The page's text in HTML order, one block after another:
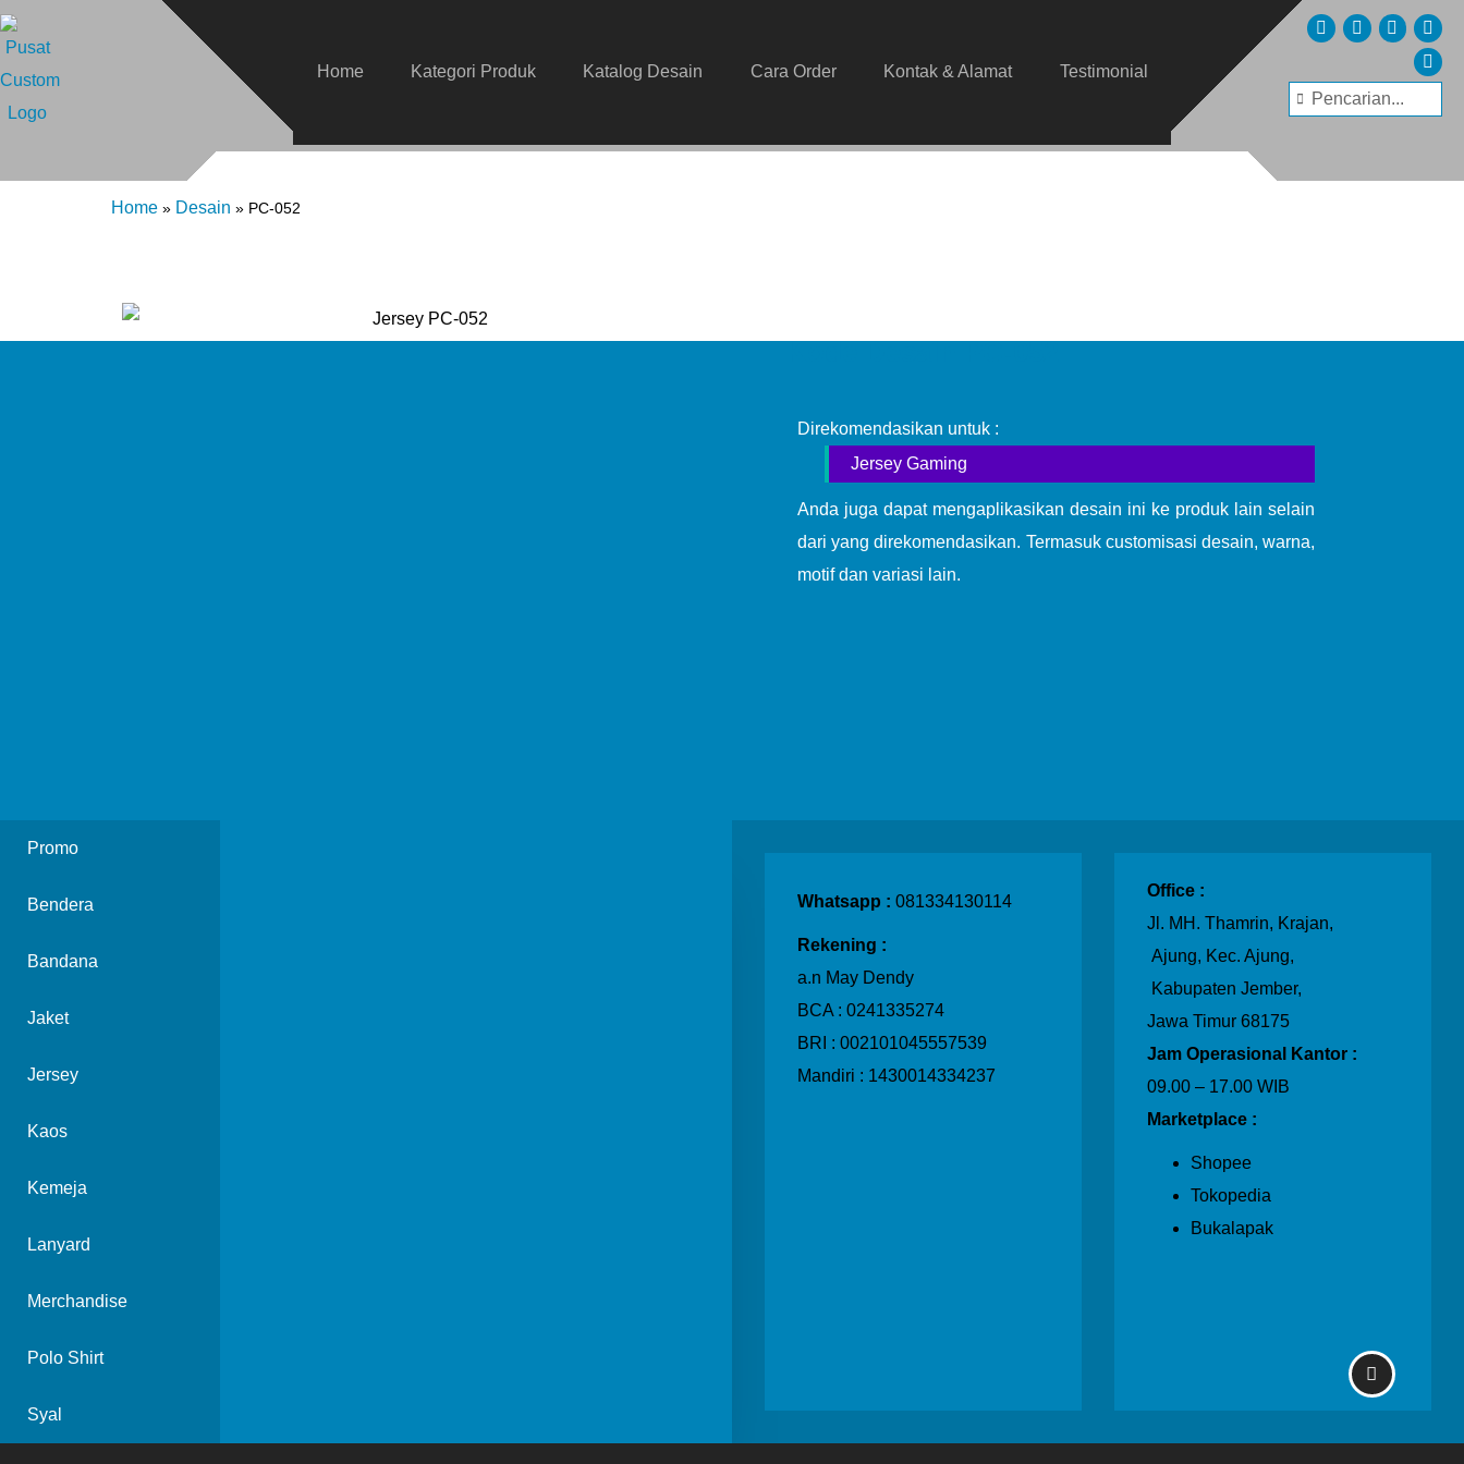
Home Kategori Produk Katalog Desain Cara Order Kontak & Alamat Testimonial
Home » Desain » PC-052
Kode Desain PC-052
Direkomendasikan untuk :
Jersey Gaming
Anda juga dapat mengaplikasikan desain ini ke produk lain selain
dari yang direkomendasikan. Termasuk customisasi desain, warna,
motif dan variasi lain.
Promo
Bendera
Bandana
Jaket
Jersey
Kaos
Kemeja
Lanyard
Merchandise
Polo Shirt
Syal
Whatsapp : 081334130114
Rekening :
a.n May Dendy
BCA : 0241335274
BRI : 002101045557539
Mandiri : 1430014334237
Office :
Jl. MH. Thamrin, Krajan,
Ajung, Kec. Ajung,
Kabupaten Jember,
Jawa Timur 68175
Jam Operasional Kantor :
09.00 – 17.00 WIB
Marketplace :
Shopee
Tokopedia
Bukalapak